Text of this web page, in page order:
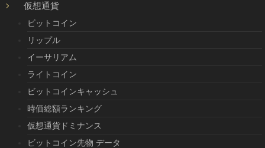
仮想通貨
ビットコイン
リップル
イーサリアム
ライトコイン
ビットコインキャッシュ
時価総額ランキング
仮想通貨ドミナンス
ビットコイン先物 データ